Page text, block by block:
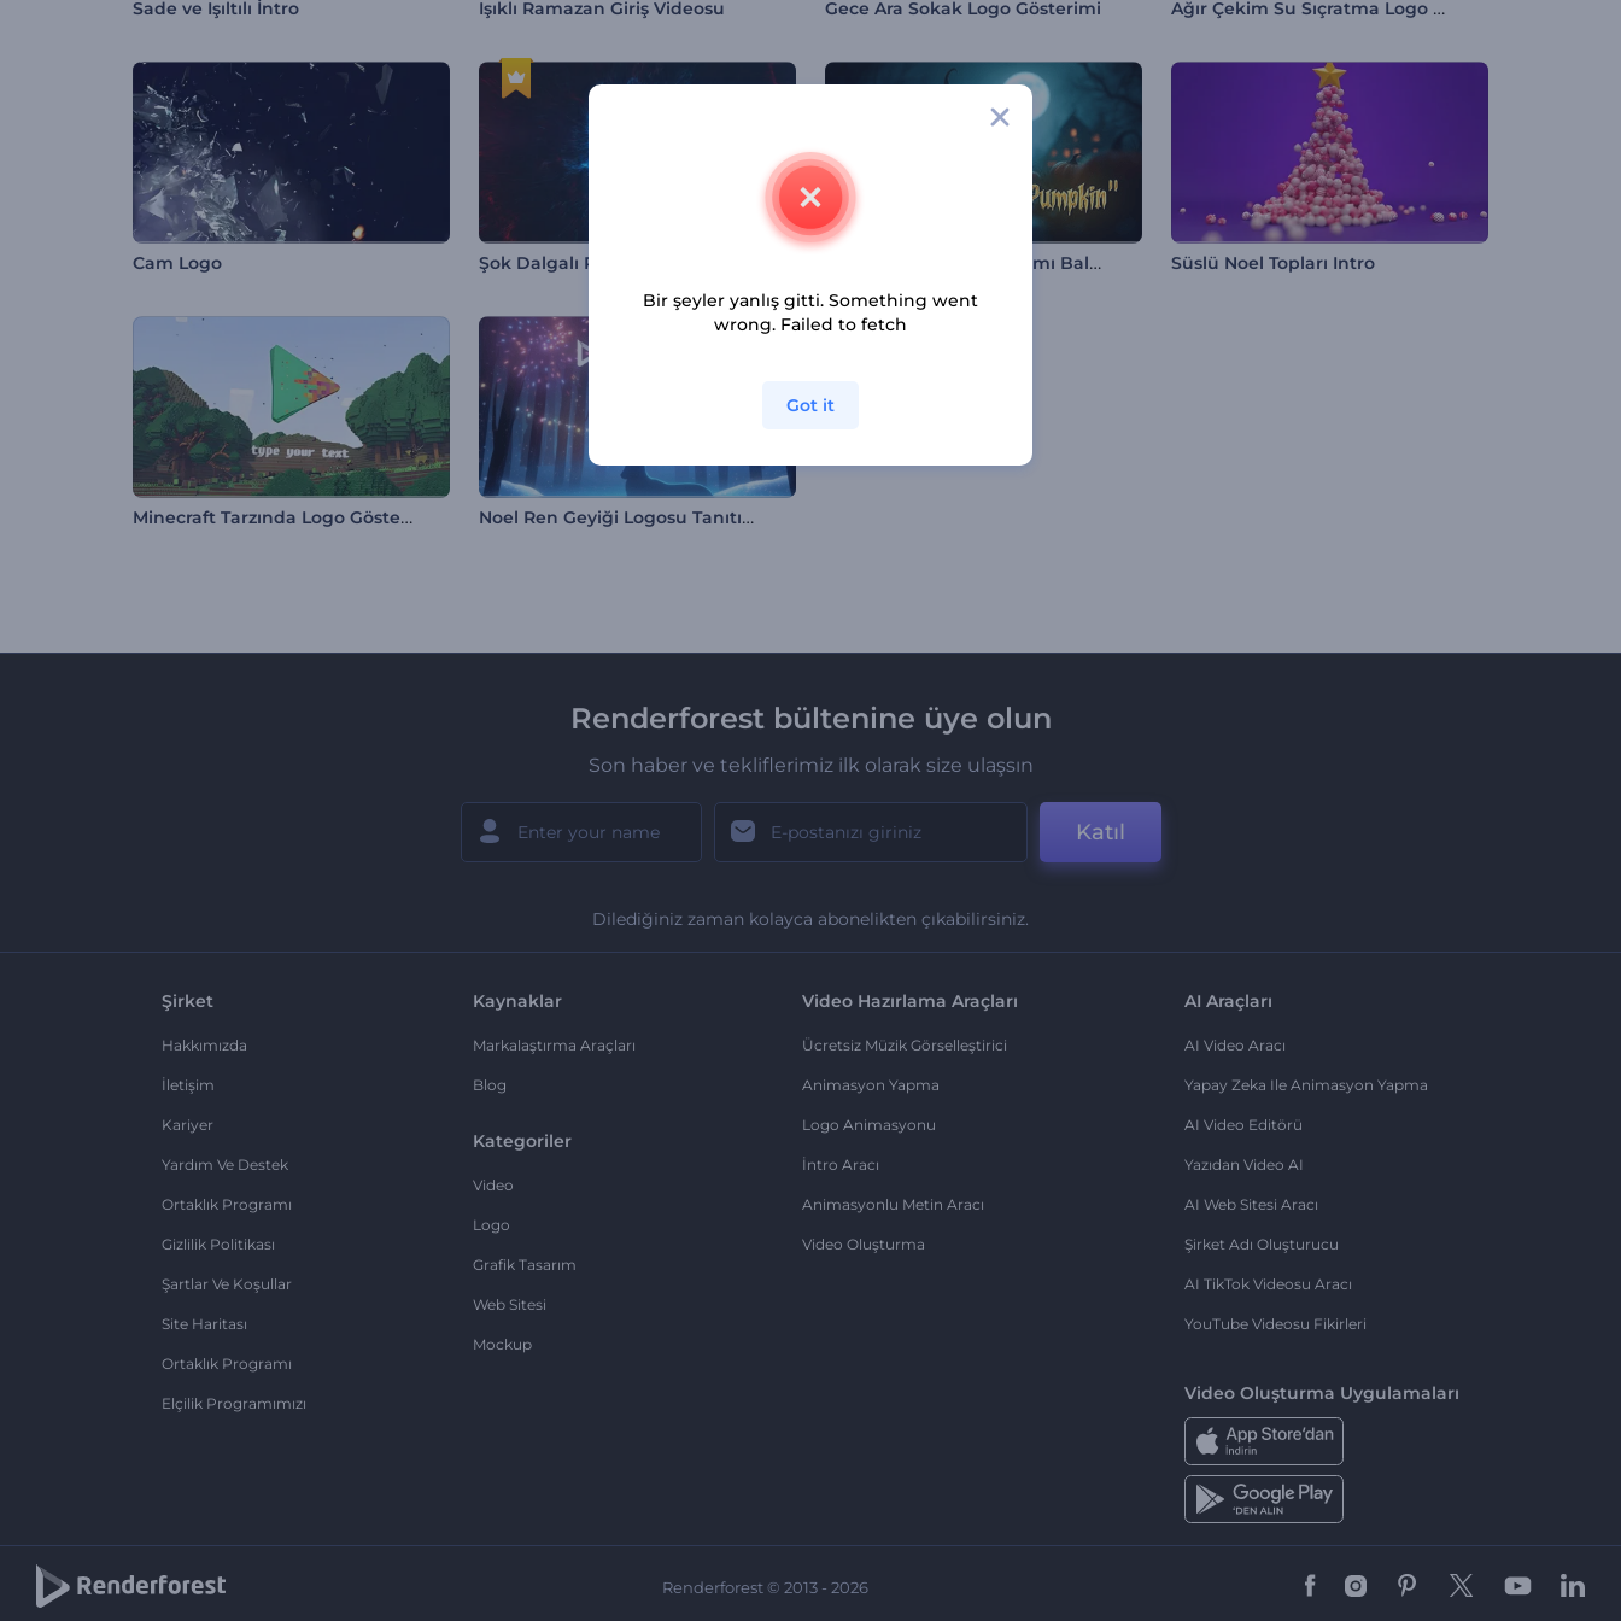
Sade ve Işıltılı İntro Işıklı Ramazan Giriş Videosu Gece Ara Sokak Logo Gösterimi Ağır Çekim Su Sıçratma Logo Göserimi
Cam Logo Ürkütücü Cadılar Bayramı Balkabağı Girişi Süslü Noel Topları Intro
Minecraft Tarzında Logo Gösterimi Noel Ren Geyiği Logosu Tanıtımı
Renderforest bültenine üye olun
Son haber ve tekliflerimiz ilk olarak size ulaşsın
Katıl
Dilediğiniz zaman kolayca abonelikten çıkabilirsiniz.
Şirket
Hakkımızda
İletişim
Kariyer
Yardım Ve Destek
Ortaklık Programı
Gizlilik Politikası
Şartlar Ve Koşullar
Site Haritası
Ortaklık Programı
Elçilik Programımızı
Kaynaklar
Markalaştırma Araçları
Blog
Kategoriler
Video
Logo
Grafik Tasarım
Web Sitesi
Mockup
Video Hazırlama Araçları
Ücretsiz Müzik Görselleştirici
Animasyon Yapma
Logo Animasyonu
İntro Aracı
Animasyonlu Metin Aracı
Video Oluşturma
AI Araçları
AI Video Aracı
Yapay Zeka Ile Animasyon Yapma
AI Video Editörü
Yazıdan Video AI
AI Web Sitesi Aracı
Şirket Adı Oluşturucu
AI TikTok Videosu Aracı
YouTube Videosu Fikirleri
Video Oluşturma Uygulamaları
Renderforest © 2013 - 2026
Bir şeyler yanlış gitti. Something went
wrong. Failed to fetch
Got it